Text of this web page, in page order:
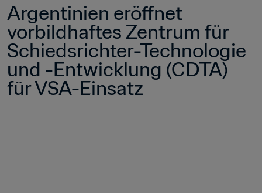
Argentinien eröffnet
vorbildhaftes Zentrum für
Schiedsrichter-Technologie
und -Entwicklung (CDTA)
für VSA-Einsatz